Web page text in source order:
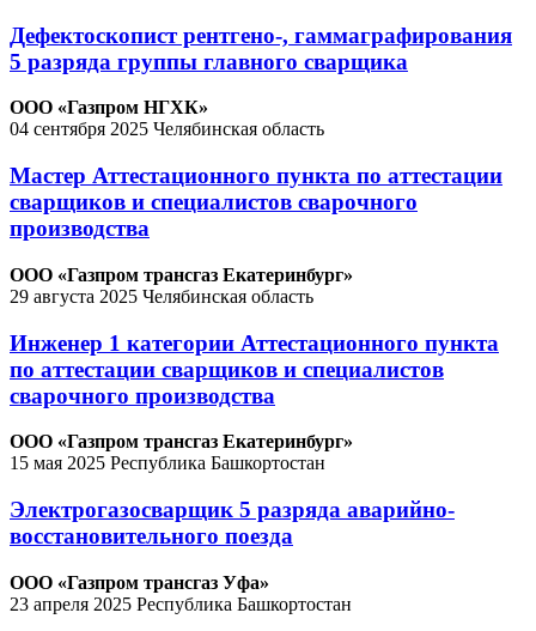
Дефектоскопист рентгено-, гаммаграфирования
5 разряда группы главного сварщика
ООО «Газпром НГХК»
04 сентября 2025 Челябинская область
Мастер Аттестационного пункта по аттестации
сварщиков и специалистов сварочного
производства
ООО «Газпром трансгаз Екатеринбург»
29 августа 2025 Челябинская область
Инженер 1 категории Аттестационного пункта
по аттестации сварщиков и специалистов
сварочного производства
ООО «Газпром трансгаз Екатеринбург»
15 мая 2025 Республика Башкортостан
Электрогазосварщик 5 разряда аварийно-
восстановительного поезда
ООО «Газпром трансгаз Уфа»
23 апреля 2025 Республика Башкортостан